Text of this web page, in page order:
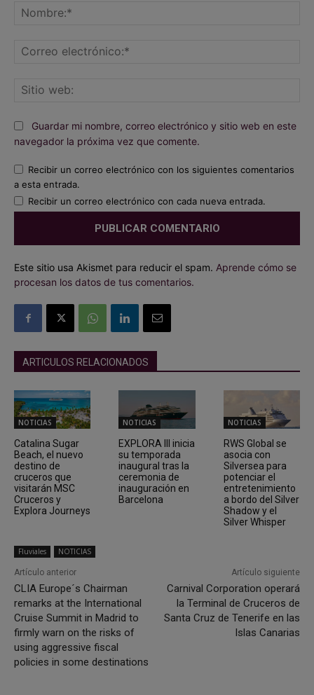
Guardar mi nombre, correo electrónico y sitio web en este
navegador la próxima vez que comente.
Recibir un correo electrónico con los siguientes comentarios
a esta entrada.
Recibir un correo electrónico con cada nueva entrada.
Este sitio usa Akismet para reducir el spam. Aprende cómo se
procesan los datos de tus comentarios.
ARTICULOS RELACIONADOS
NOTICIAS
Catalina Sugar
Beach, el nuevo
destino de
cruceros que
visitarán MSC
Cruceros y
Explora Journeys
NOTICIAS
EXPLORA III inicia
su temporada
inaugural tras la
ceremonia de
inauguración en
Barcelona
NOTICIAS
RWS Global se
asocia con
Silversea para
potenciar el
entretenimiento
a bordo del Silver
Shadow y el
Silver Whisper
Fluviales NOTICIAS
Artículo anterior
CLIA Europe´s Chairman
remarks at the International
Cruise Summit in Madrid to
firmly warn on the risks of
using aggressive fiscal
policies in some destinations
Artículo siguiente
Carnival Corporation operará
la Terminal de Cruceros de
Santa Cruz de Tenerife en las
Islas Canarias